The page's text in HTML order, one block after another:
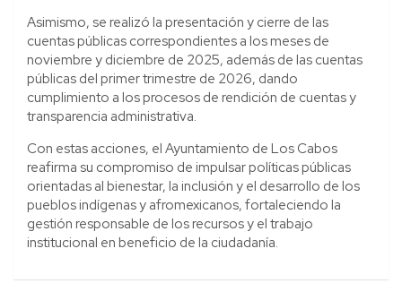
Asimismo, se realizó la presentación y cierre de las
cuentas públicas correspondientes a los meses de
noviembre y diciembre de 2025, además de las cuentas
públicas del primer trimestre de 2026, dando
cumplimiento a los procesos de rendición de cuentas y
transparencia administrativa.
Con estas acciones, el Ayuntamiento de Los Cabos
reafirma su compromiso de impulsar políticas públicas
orientadas al bienestar, la inclusión y el desarrollo de los
pueblos indígenas y afromexicanos, fortaleciendo la
gestión responsable de los recursos y el trabajo
institucional en beneficio de la ciudadanía.